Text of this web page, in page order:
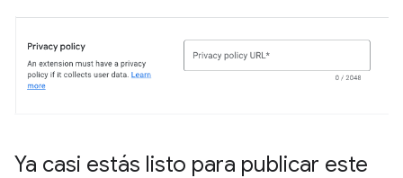
Ya casi estás listo para publicar este